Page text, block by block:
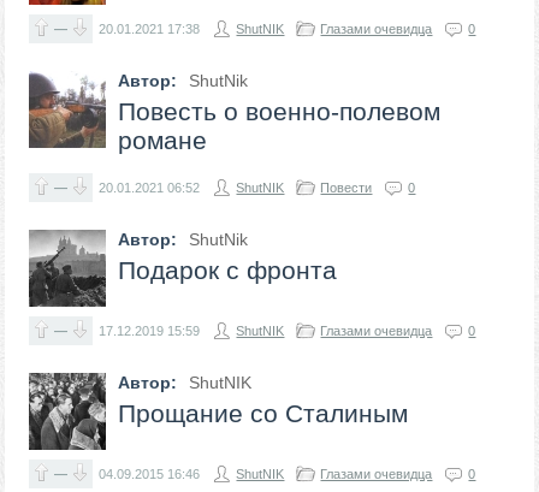
— 20.01.2021 17:38 ShutNIK Глазами очевидца 0
Автор: ShutNik
Повесть о военно-полевом
романе
— 20.01.202106:52 ShutNIK Повести 0
Автор: ShutNik
Подарок с фронта
— 17.12.2019 15:59 ShutNIK Глазами очевидца 0
Автор: ShutNIK
Прощание со Сталиным
— 04.09.2015 16:46 ShutNIK Глазами очевидца 0